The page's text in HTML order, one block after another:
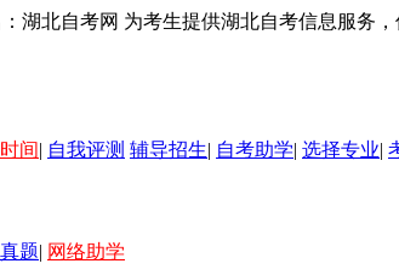
湖北自考网 为考生提供湖北自考信息服务
间| 自我评测 辅导招生| 自考助学| 选择专业|
题| 网络助学